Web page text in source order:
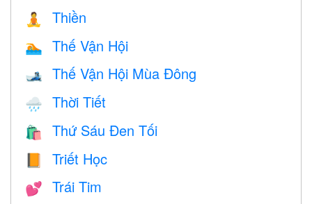
🧘 Thiền
🏊 Thế Vận Hội
🎿 Thế Vận Hội Mùa Đông
🌧 Thời Tiết
🛍 Thứ Sáu Đen Tối
Triết Học
💕 Trái Tim